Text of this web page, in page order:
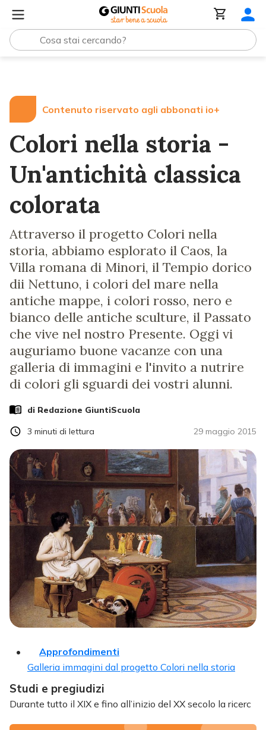
Contenuto riservato agli abbonati io+
Colori nella storia -
Un'antichità classica
colorata
Attraverso il progetto Colori nella
storia, abbiamo esplorato il Caos, la
Villa romana di Minori, il Tempio dorico
dii Nettuno, i colori del mare nella
antiche mappe, i colori rosso, nero e
bianco delle antiche sculture, il Passato
che vive nel nostro Presente. Oggi vi
auguriamo buone vacanze con una
galleria di immagini e l'invito a nutrire
di colori gli sguardi dei vostri alunni.
di Redazione GiuntiScuola
29 maggio 2015
3 minuti di lettura
Approfondimenti
Galleria immagini dal progetto Colori nella storia
Studi e pregiudizi
Durante tutto il XIX e fino all’inizio del XX secolo la ricerc